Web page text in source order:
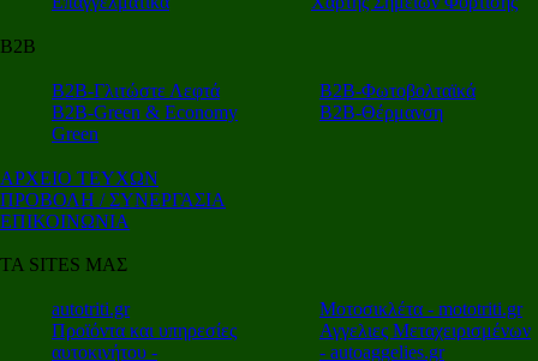
Β2Β
Β2Β-Γλιτώστε Λεφτά
Β2Β-Green & Economy
Green
Β2Β-Φωτοβολταϊκά
Β2Β-Θέρμανση
ΑΡΧΕΙΟ ΤΕΥΧΩΝ
ΠΡΟΒΟΛΗ / ΣΥΝΕΡΓΑΣΙΑ
ΕΠΙΚΟΙΝΩΝΙΑ
ΤΑ SITES ΜΑΣ
autotriti.gr
Προϊόντα και υπηρεσίες
αυτοκινήτου -
Μοτοσικλέτα - mototriti.gr
Αγγελιες Μεταχειρισμένων
- autoaggelies.gr